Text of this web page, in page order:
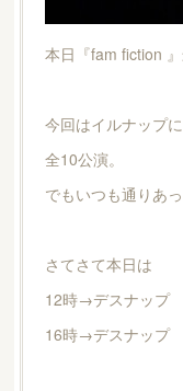
今回はイルナップに
全10公演。
さてさて本日は
12時→デスナップ
16時→デスナップ